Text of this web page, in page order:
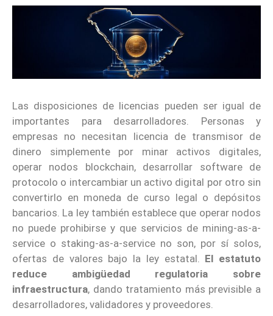
Las disposiciones de licencias pueden ser igual de
importantes para desarrolladores. Personas y
empresas no necesitan licencia de transmisor de
dinero simplemente por minar activos digitales,
operar nodos blockchain, desarrollar software de
protocolo o intercambiar un activo digital por otro sin
convertirlo en moneda de curso legal o depósitos
bancarios. La ley también establece que operar nodos
no puede prohibirse y que servicios de mining-as-a-
service o staking-as-a-service no son, por sí solos,
ofertas de valores bajo la ley estatal. El estatuto
reduce ambigüedad regulatoria sobre
infraestructura, dando tratamiento más previsible a
desarrolladores, validadores y proveedores.